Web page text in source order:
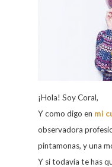
¡Hola! Soy Coral,
Y como digo en mi
observadora
pintamonas, y una
Y si todavía te has